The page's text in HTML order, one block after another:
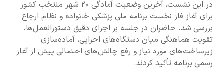
در این نشست، آخرین وضعیت آمادگی ۲۰ شهر منتخب کشور
برای آغاز فاز نخست برنامه ملی پزشکی خانواده و نظام ارجاع
بررسی شد. حاضران در جلسه بر اجرای دقیق دستورالعمل‌ها،
تقویت هماهنگی میان دستگاه‌های اجرایی، آماده‌سازی
زیرساخت‌های مورد نیاز و رفع چالش‌های احتمالی پیش از آغاز
رسمی برنامه تأکید کردند.